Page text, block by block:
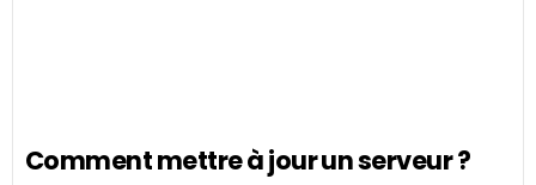
Comment mettre à jour un serveur ?